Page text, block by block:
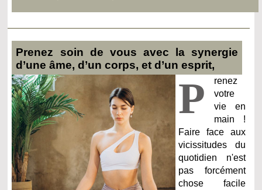
Prenez soin de vous avec la synergie
d’une âme, d’un corps, et d’un esprit,
P
renez
votre
vie en
main !
Faire face aux
vicissitudes du
quotidien n'est
pas forcément
chose facile